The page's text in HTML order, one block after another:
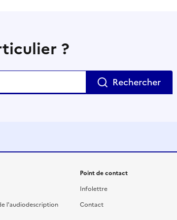
?
Rechercher
l'audiodescription
Point de contact
Infolettre
Contact